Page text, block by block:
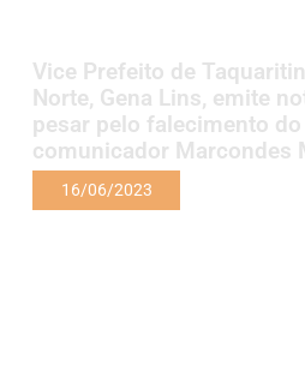
Vice Prefeito de
Norte, Gena Lins, emite
pesar pelo falecimento do
comunicador Marcondes
16/06/2023